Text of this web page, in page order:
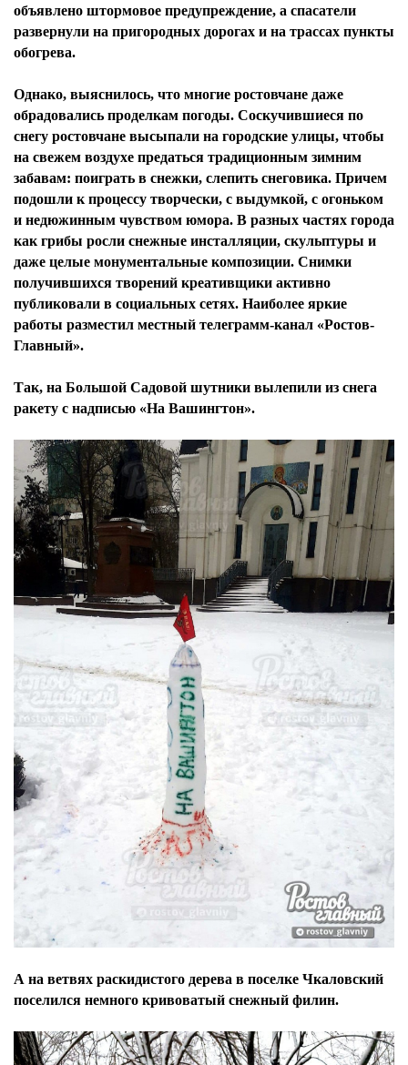
объявлено штормовое предупреждение, а спасатели
развернули на пригородных дорогах и на трассах пункты
обогрева.
Однако, выяснилось, что многие ростовчане даже
обрадовались проделкам погоды. Соскучившиеся по
снегу ростовчане высыпали на городские улицы, чтобы
на свежем воздухе предаться традиционным зимним
забавам: поиграть в снежки, слепить снеговика. Причем
подошли к процессу творчески, с выдумкой, с огоньком
и недюжинным чувством юмора. В разных частях города
как грибы росли снежные инсталляции, скульптуры и
даже целые монументальные композиции. Снимки
получившихся творений креативщики активно
публиковали в социальных сетях. Наиболее яркие
работы разместил местный телеграмм-канал «Ростов-
Главный».
Так, на Большой Садовой шутники вылепили из снега
ракету с надписью «На Вашингтон».
А на ветвях раскидистого дерева в поселке Чкаловский
поселился немного кривоватый снежный филин.